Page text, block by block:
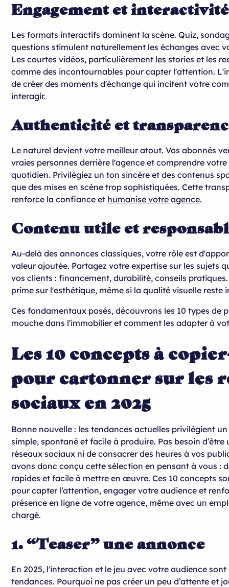
Engagement et interactivité
Les formats interactifs dominent la scène. Quiz,
questions stimulent naturellement les échanges avec
Les courtes vidéos, particulièrement les stories et les
comme des incontournables pour capter l'attention.
de créer des moments d'échange qui incitent votre
interagir.
Authenticité et
Le naturel devient votre meilleur atout. Vos abonnés
vraies personnes derrière l'agence et comprendre
quotidien. Privilégiez un ton sincère et des contenus
que des mises en scène trop sophistiquées. Cette
renforce la confiance et humanise votre agence.
Contenu utile et
Au-delà des annonces classiques, votre rôle est
valeur ajoutée. Partagez votre expertise sur les sujets
vos clients : financement, durabilité, conseils
prime sur l'esthétique, même si la qualité visuelle reste
Ces fondamentaux posés, découvrons les 10 types de
mouche dans l'immobilier et comment les adapter à
Les 10 concepts à
pour cartonner sur les
sociaux en 2025
Bonne nouvelle : les tendances actuelles privilégient
simple, spontané et facile à produire. Pas besoin d’être
réseaux sociaux ni de consacrer des heures à vos
avons donc conçu cette sélection en pensant à vous :
rapides et facile à mettre en œuvre. Ces 10 concepts
pour capter l’attention, engager votre audience et
présence en ligne de votre agence, même avec un
chargé.
1. “Teaser” une annonce
En 2025, l'interaction et le jeu avec votre audience
tendances. Pourquoi ne pas créer un peu d’attente et